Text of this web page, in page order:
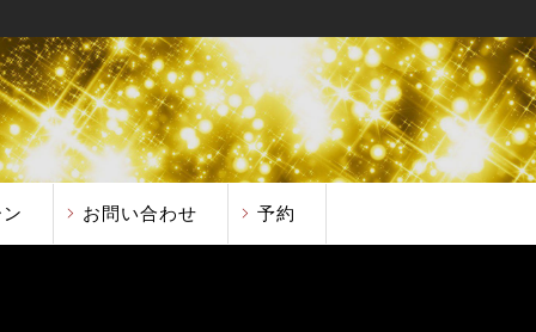
お問い合わせ 予約